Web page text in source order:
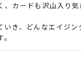
、カードも沢山入り気
いき、どんなエイジン